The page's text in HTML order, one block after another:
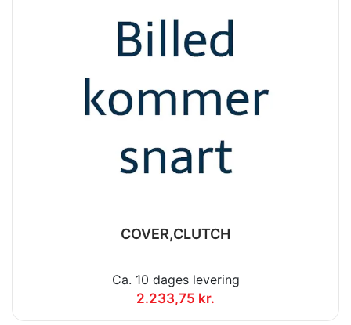
COVER,CLUTCH
Ca. 10 dages levering
2.233,75 kr.